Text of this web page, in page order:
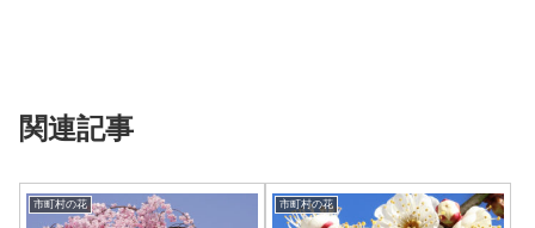
関連記事
市町村の花 市町村の花